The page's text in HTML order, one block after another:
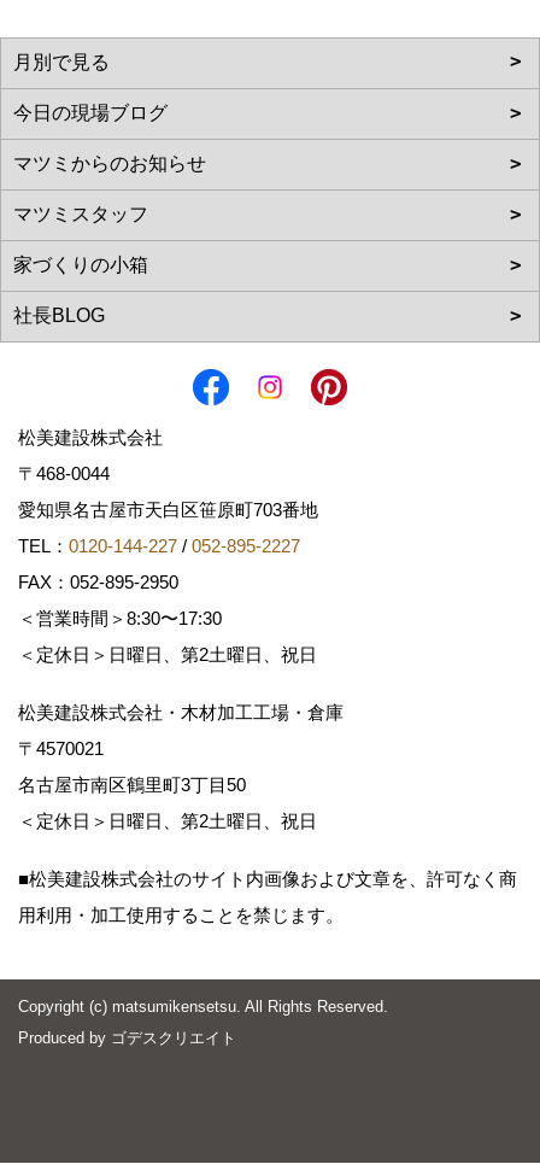
松美建設株式会社
〒468-0044
愛知県名古屋市天白区笹原町703番地
TEL： 0120-144-227 / 052-895-2227
FAX：052-895-2950
＜営業時間＞8:30〜17:30
＜定休日＞日曜日、第2土曜日、祝日
松美建設株式会社・木材加工工場・倉庫
〒4570021
名古屋市南区鶴里町3丁目50
＜定休日＞日曜日、第2土曜日、祝日
■松美建設株式会社のサイト内画像および文章を、許可なく商
用利用・加工使用することを禁じます。
Copyright (c) matsumikensetsu. All Rights Reserved.
Produced by ゴデスクリエイト